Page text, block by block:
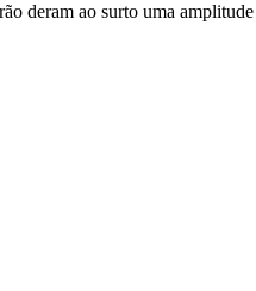
deram ao surto uma